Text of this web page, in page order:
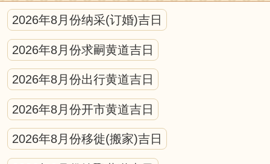
黄道吉日由黄道六神值日，诸事顺遂；黑道凶
日则需谨慎。十二建星循环值日，各有适配场
景，是宜忌判断的核心。冲煞信息需避开与核
心参与人生肖、活动方位的冲突。
使用黄历需遵循“事为先、俗为纲、合己
身”原则：先明确活动性质，筛选宜办事项的日
期，避开冲煞与强凶标注，再结合现实时间、
2026年8月份纳采(订婚)吉日
2026年8月份求嗣黄道吉日
2026年8月份出行黄道吉日
2026年8月份开市黄道吉日
2026年8月份移徙(搬家)吉日